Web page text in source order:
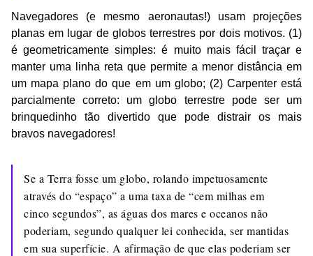
Navegadores (e mesmo aeronautas!) usam projeções
planas em lugar de globos terrestres por dois motivos. (1)
é geometricamente simples: é muito mais fácil traçar e
manter uma linha reta que permite a menor distância em
um mapa plano do que em um globo; (2) Carpenter está
parcialmente correto: um globo terrestre pode ser um
brinquedinho tão divertido que pode distrair os mais
bravos navegadores!
Se a Terra fosse um globo, rolando impetuosamente
através do “espaço” a uma taxa de “cem milhas em
cinco segundos”, as águas dos mares e oceanos não
poderiam, segundo qualquer lei conhecida, ser mantidas
em sua superfície. A afirmação de que elas poderiam ser